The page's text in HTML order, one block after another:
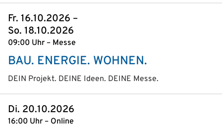
Fr. 16.10.2026 –
So. 18.10.2026
09:00 Uhr – Messe
BAU. ENERGIE. WOHNEN.
DEIN Projekt. DEINE Ideen. DEINE Messe.
Di. 20.10.2026
16:00 Uhr – Online